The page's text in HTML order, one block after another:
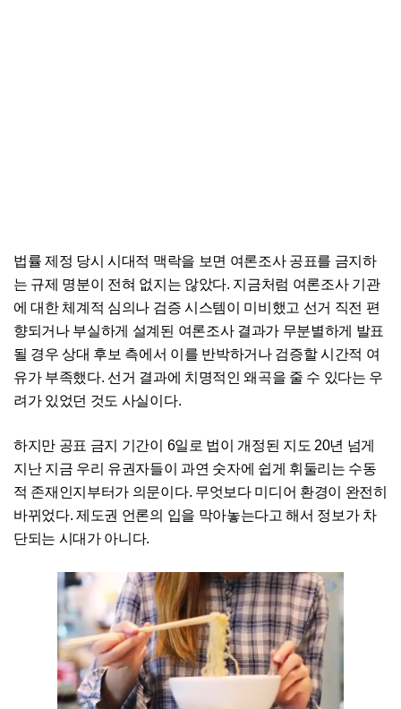
법률 제정 당시 시대적 맥락을 보면 여론조사 공표를 금지하
는 규제 명분이 전혀 없지는 않았다. 지금처럼 여론조사 기관
에 대한 체계적 심의나 검증 시스템이 미비했고 선거 직전 편
향되거나 부실하게 설계된 여론조사 결과가 무분별하게 발표
될 경우 상대 후보 측에서 이를 반박하거나 검증할 시간적 여
유가 부족했다. 선거 결과에 치명적인 왜곡을 줄 수 있다는 우
려가 있었던 것도 사실이다.
하지만 공표 금지 기간이 6일로 법이 개정된 지도 20년 넘게
지난 지금 우리 유권자들이 과연 숫자에 쉽게 휘둘리는 수동
적 존재인지부터가 의문이다. 무엇보다 미디어 환경이 완전히
바뀌었다. 제도권 언론의 입을 막아놓는다고 해서 정보가 차
단되는 시대가 아니다.